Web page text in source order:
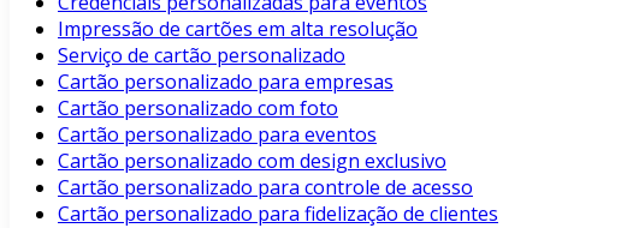
Impressão de cartões em alta resolução
Serviço de cartão personalizado
Cartão personalizado para empresas
Cartão personalizado com foto
Cartão personalizado para eventos
Cartão personalizado com design exclusivo
Cartão personalizado para controle de acesso
Cartão personalizado para fidelização de clientes